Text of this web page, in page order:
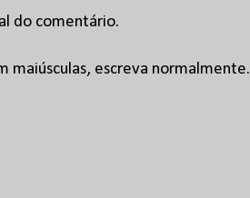
do comentário.
maiúsculas, escreva normalmente.